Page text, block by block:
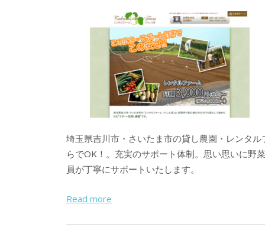
埼玉県吉川市・さいたま市の貸し農園・レンタ
らでOK！。充実のサポート体制。思い思いに野
員が丁寧にサポートいたします。
Read more